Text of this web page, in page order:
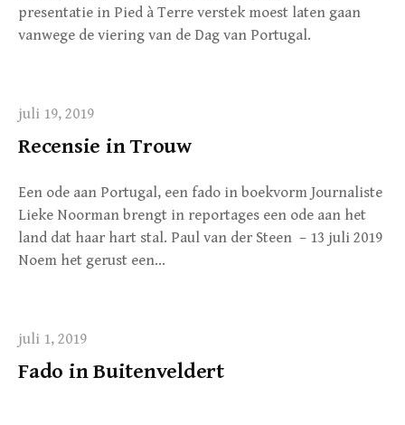
presentatie in Pied à Terre verstek moest laten gaan
vanwege de viering van de Dag van Portugal.
juli 19, 2019
Recensie in Trouw
Een ode aan Portugal, een fado in boekvorm Journaliste
Lieke Noorman brengt in reportages een ode aan het
land dat haar hart stal. Paul van der Steen – 13 juli 2019
Noem het gerust een…
juli 1, 2019
Fado in Buitenveldert